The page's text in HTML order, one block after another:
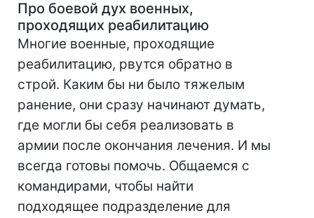
Про боевой дух военных,
проходящих реабилитацию
Многие военные, проходящие
реабилитацию, рвутся обратно в
строй. Каким бы ни было тяжелым
ранение, они сразу начинают думать,
где могли бы себя реализовать в
армии после окончания лечения. И мы
всегда готовы помочь. Общаемся с
командирами, чтобы найти
подходящее подразделение для